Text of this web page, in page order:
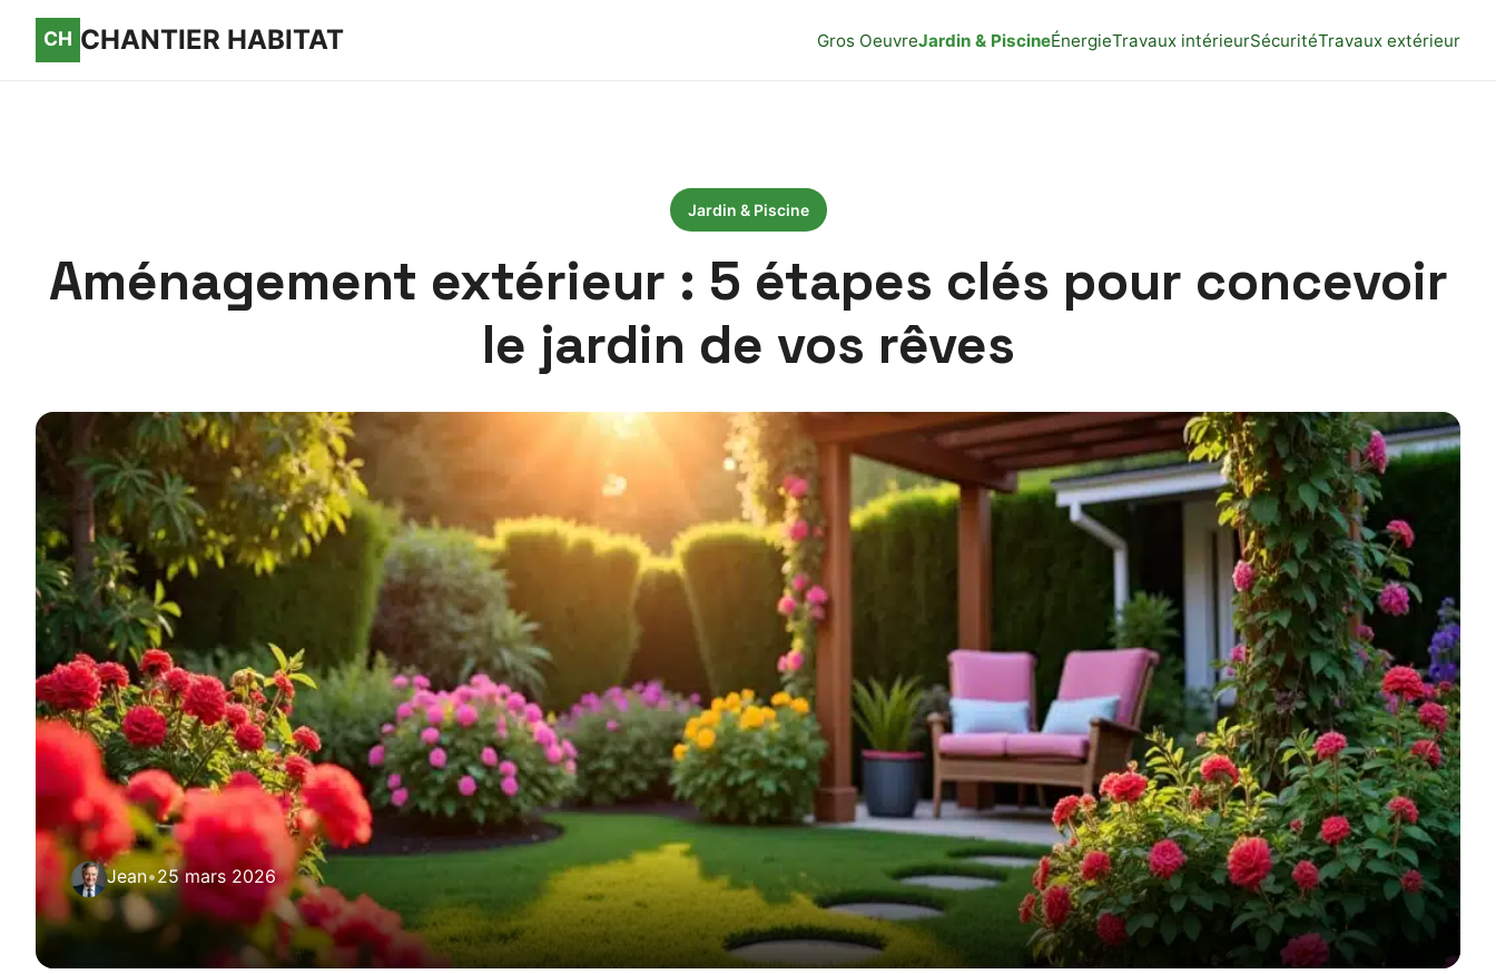
CHANTIER HABITAT Gros OeuvreJardin & PiscineÉnergieTravaux intérieurSécuritéTravaux extérieur
Jardin & Piscine
Aménagement extérieur : 5 étapes clés pour concevoir
le jardin de vos rêves
Jean•25 mars 2026